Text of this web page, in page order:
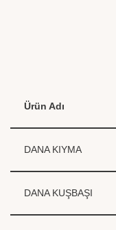
Ürün Adı
DANA KIYMA
DANA KUŞBAŞI